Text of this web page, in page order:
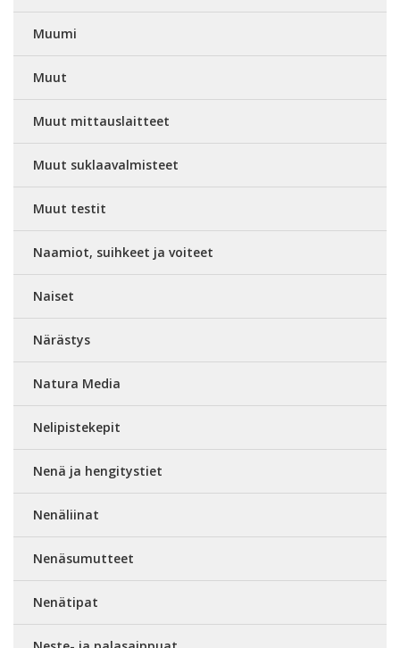
Muumi
Muut
Muut mittauslaitteet
Muut suklaavalmisteet
Muut testit
Naamiot, suihkeet ja voiteet
Naiset
Närästys
Natura Media
Nelipistekepit
Nenä ja hengitystiet
Nenäliinat
Nenäsumutteet
Nenätipat